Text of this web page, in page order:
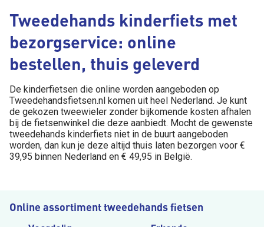
Tweedehands kinderfiets met
bezorgservice: online
bestellen, thuis geleverd
De kinderfietsen die online worden aangeboden op
Tweedehandsfietsen.nl komen uit heel Nederland. Je kunt
de gekozen tweewieler zonder bijkomende kosten afhalen
bij de fietsenwinkel die deze aanbiedt. Mocht de gewenste
tweedehands kinderfiets niet in de buurt aangeboden
worden, dan kun je deze altijd thuis laten bezorgen voor €
39,95 binnen Nederland en € 49,95 in België.
Online assortiment tweedehands fietsen